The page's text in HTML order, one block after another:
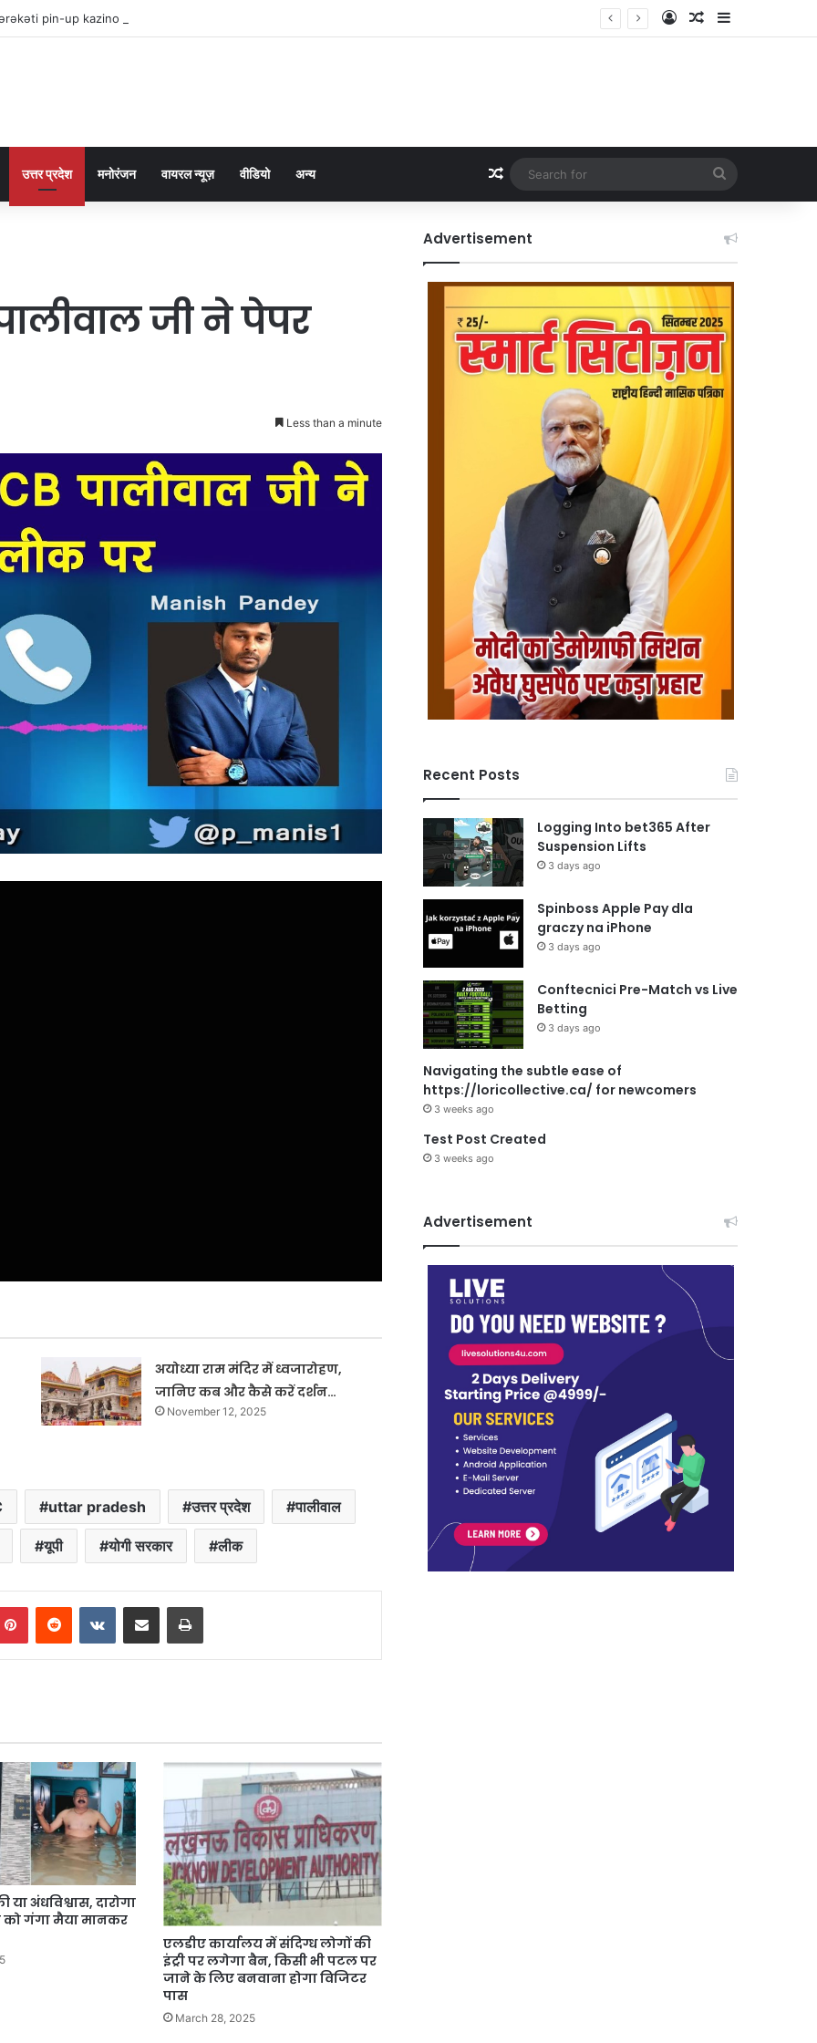
pin-up kazino interfeysində necə sadələşir Log InRandom Article
Sidebar
उत्तर प्रदेश मनोरंजन वायरल न्यूज़ वीडियो अन्य Random Article
for
जी ने पेपर
Less than a minute
अयोध्या राम मंदिर में ध्वजारोहण,
जानिए कब और कैसे करें दर्शन…
November 12, 2025
uttar pradesh उत्तर प्रदेश पालीवाल
यूपी योगी सरकार लीक
PinterestReddit VKontakteShare via Email Print
अंधविश्वास, दारोगा
को गंगा मैया मानकर
एलडीए कार्यालय में संदिग्ध लोगों की
इंट्री पर लगेगा बैन, किसी भी पटल पर
जाने के लिए बनवाना होगा विजिटर
पास
March 28, 2025
Advertisement
Recent Posts
Logging Into bet365 After
Suspension Lifts
3 days ago
Spinboss Apple Pay dla
graczy na iPhone
3 days ago
Conftecnici Pre-Match vs Live
Betting
3 days ago
Navigating the subtle ease of
https://loricollective.ca/ for newcomers
3 weeks ago
Test Post Created
3 weeks ago
Advertisement